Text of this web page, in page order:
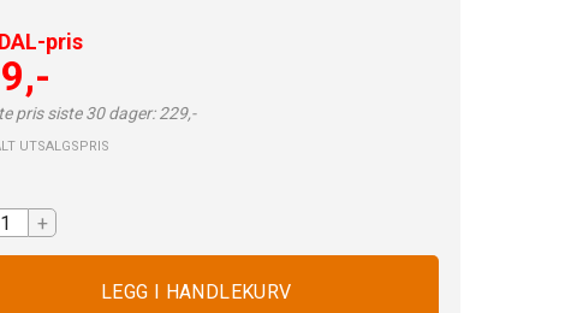
pris
pris siste 30 dager: 229,-
UTSALGSPRIS
+